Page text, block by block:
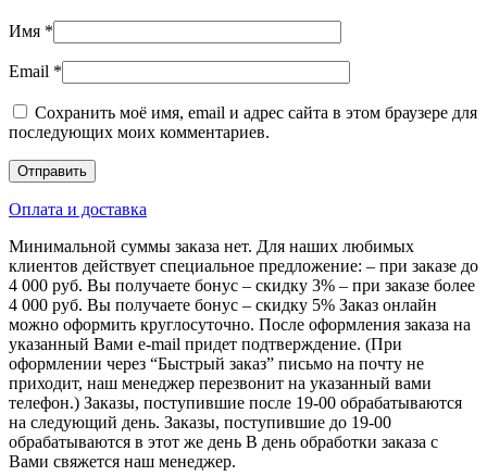
Имя *
Email *
Сохранить моё имя, email и адрес сайта в этом браузере для
последующих моих комментариев.
Оплата и доставка
Минимальной суммы заказа нет. Для наших любимых
клиентов действует специальное предложение: – при заказе до
4 000 руб. Вы получаете бонус – скидку 3% – при заказе более
4 000 руб. Вы получаете бонус – скидку 5% Заказ онлайн
можно оформить круглосуточно. После оформления заказа на
указанный Вами e-mail придет подтверждение. (При
оформлении через “Быстрый заказ” письмо на почту не
приходит, наш менеджер перезвонит на указанный вами
телефон.) Заказы, поступившие после 19-00 обрабатываются
на следующий день. Заказы, поступившие до 19-00
обрабатываются в этот же день В день обработки заказа с
Вами свяжется наш менеджер.